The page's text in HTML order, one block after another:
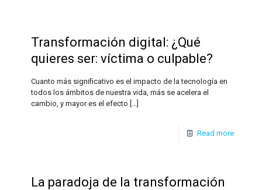
Transformación digital: ¿Qué
quieres ser: víctima o culpable?
Cuanto más significativo es el impacto de la tecnología en
todos los ámbitos de nuestra vida, más se acelera el
cambio, y mayor es el efecto […]
Read more
La paradoja de la transformación